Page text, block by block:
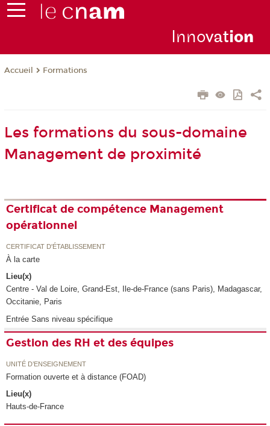
Innovation
Accueil Formations
Les formations du sous-domaine
Management de proximité
Certificat de compétence Management
opérationnel
CERTIFICAT D'ÉTABLISSEMENT
À la carte
Lieu(x)
Centre - Val de Loire, Grand-Est, Ile-de-France (sans Paris), Madagascar,
Occitanie, Paris
Entrée Sans niveau spécifique
Gestion des RH et des équipes
UNITÉ D’ENSEIGNEMENT
Formation ouverte et à distance (FOAD)
Lieu(x)
Hauts-de-France